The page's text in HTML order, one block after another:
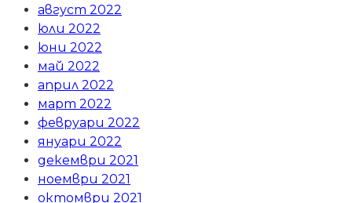
август 2022
юли 2022
юни 2022
май 2022
април 2022
март 2022
февруари 2022
януари 2022
декември 2021
ноември 2021
октомври 2021